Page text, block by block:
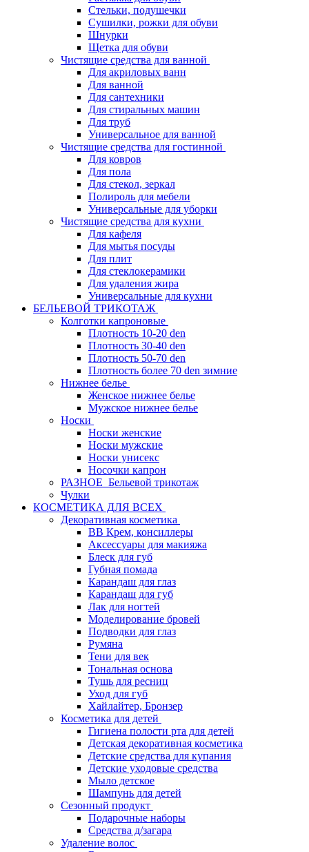
Стельки, подушечки
Сушилки, рожки для обуви
Шнурки
Щетка для обуви
Чистящие средства для ванной
Для акриловых ванн
Для ванной
Для сантехники
Для стиральных машин
Для труб
Универсальное для ванной
Чистящие средства для гостинной
Для ковров
Для пола
Для стекол, зеркал
Полироль для мебели
Универсальные для уборки
Чистящие средства для кухни
Для кафеля
Для мытья посуды
Для плит
Для стеклокерамики
Для удаления жира
Универсальные для кухни
БЕЛЬЕВОЙ ТРИКОТАЖ
Колготки капроновые
Плотность 10-20 den
Плотность 30-40 den
Плотность 50-70 den
Плотность более 70 den зимние
Нижнее белье
Женское нижнее белье
Мужское нижнее белье
Носки
Носки женские
Носки мужские
Носки унисекс
Носочки капрон
РАЗНОЕ_Бельевой трикотаж
Чулки
КОСМЕТИКА ДЛЯ ВСЕХ
Декоративная косметика
BB Крем, консиллеры
Аксессуары для макияжа
Блеск для губ
Губная помада
Карандаш для глаз
Карандаш для губ
Лак для ногтей
Моделирование бровей
Подводки для глаз
Румяна
Тени для век
Тональная основа
Тушь для ресниц
Уход для губ
Хайлайтер, Бронзер
Косметика для детей
Гигиена полости рта для детей
Детская декоративная косметика
Детские средства для купания
Детские уходовые средства
Мыло детское
Шампунь для детей
Сезонный продукт
Подарочные наборы
Средства д/загара
Удаление волос